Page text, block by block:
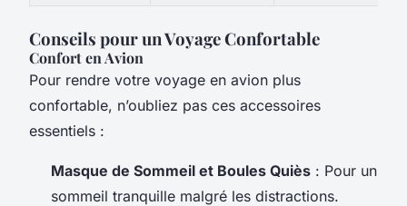
Conseils pour un Voyage Confortable
Confort en Avion
Pour rendre votre voyage en avion plus
confortable, n’oubliez pas ces accessoires
essentiels :
Masque de Sommeil et Boules Quiès : Pour un
sommeil tranquille malgré les distractions.